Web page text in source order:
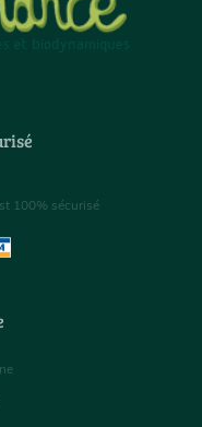
100% sécurisé